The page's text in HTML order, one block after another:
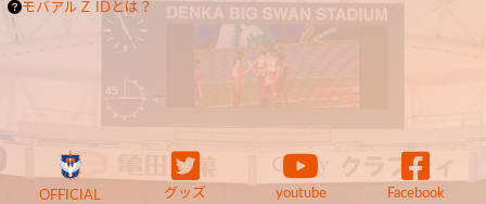
モバアルＺ IDとは？
OFFICIAL グッズ youtube Facebook